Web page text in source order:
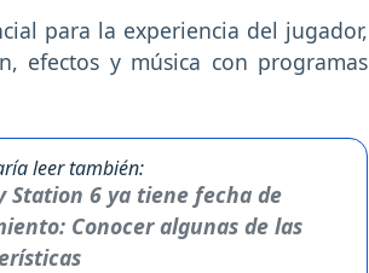
para la experiencia del jugador,
efectos y música con programas
leer también:
Station 6 ya tiene fecha de
Conocer algunas de las